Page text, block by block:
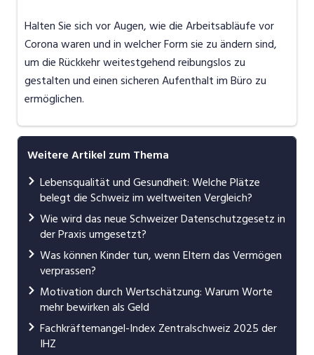
Halten Sie sich vor Augen, wie die Arbeitsabläufe vor
Corona waren und in welcher Form sie zu ändern sind,
um die Rückkehr weitestgehend reibungslos zu
gestalten und einen sicheren Aufenthalt im Büro zu
ermöglichen.
Weitere Artikel zum Thema
Lebensqualität und Gesundheit: Welche Plätze
belegt die Schweiz im weltweiten Vergleich?
Wie wird das neue Schweizer Datenschutzgesetz in
der Praxis umgesetzt?
Was können Kinder tun, wenn Eltern das Vermögen
verprassen?
Motivation durch Wertschätzung: Warum Worte
mehr bewirken als Geld
Fachkräftemangel-Index Zentralschweiz 2025 der
IHZ